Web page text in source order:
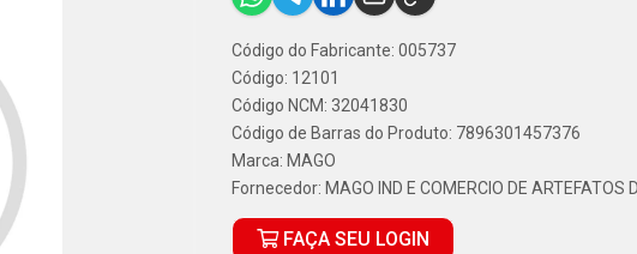
Código do Fabricante: 005737
Código: 12101
Código NCM: 32041830
Código de Barras do Produto: 7896301457376
Marca: MAGO
Fornecedor: MAGO IND E COMERCIO DE ARTEFATOS
FAÇA SEU LOGIN